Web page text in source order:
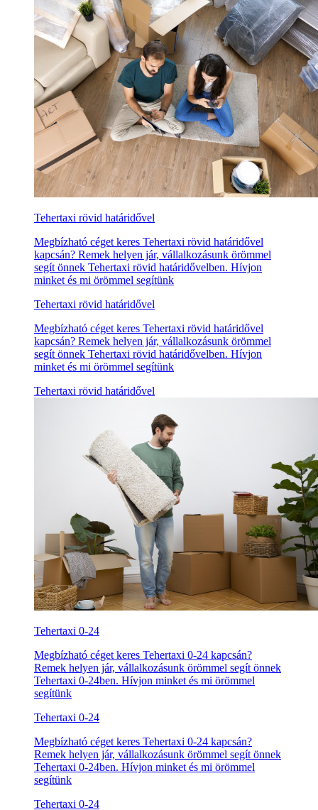
Tehertaxi rövid határidővel
Megbízható céget keres Tehertaxi rövid határidővel
kapcsán? Remek helyen jár, vállalkozásunk örömmel
segít önnek Tehertaxi rövid határidővelben. Hívjon
minket és mi örömmel segítünk
Tehertaxi rövid határidővel
Megbízható céget keres Tehertaxi rövid határidővel
kapcsán? Remek helyen jár, vállalkozásunk örömmel
segít önnek Tehertaxi rövid határidővelben. Hívjon
minket és mi örömmel segítünk
Tehertaxi rövid határidővel
Tehertaxi 0-24
Megbízható céget keres Tehertaxi 0-24 kapcsán?
Remek helyen jár, vállalkozásunk örömmel segít önnek
Tehertaxi 0-24ben. Hívjon minket és mi örömmel
segítünk
Tehertaxi 0-24
Megbízható céget keres Tehertaxi 0-24 kapcsán?
Remek helyen jár, vállalkozásunk örömmel segít önnek
Tehertaxi 0-24ben. Hívjon minket és mi örömmel
segítünk
Tehertaxi 0-24